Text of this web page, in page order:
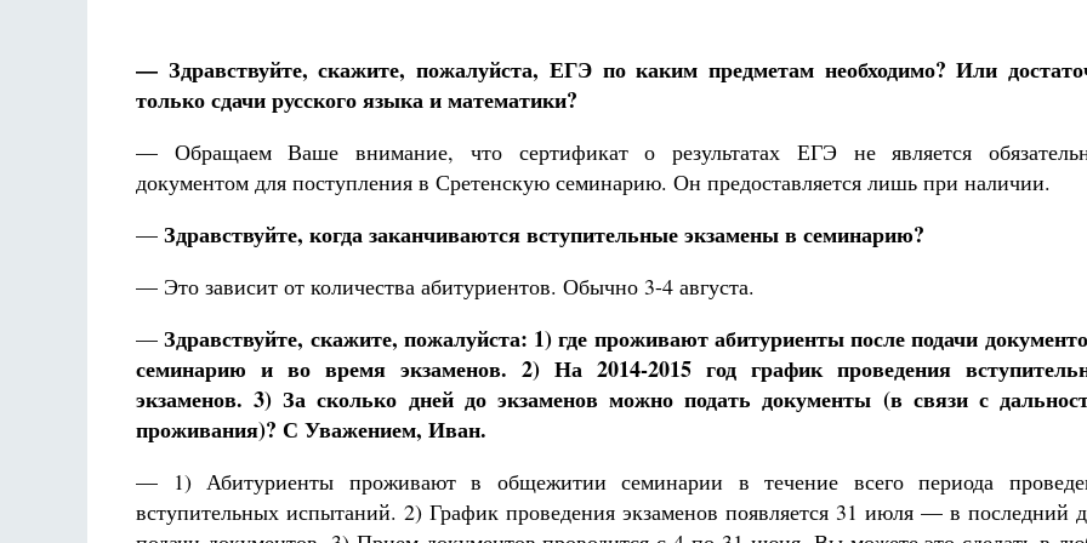
— Здравствуйте, скажите, пожалуйста, ЕГЭ по каким предметам необходимо? Или
только сдачи русского языка и математики?
— Обращаем Ваше внимание, что сертификат о результатах ЕГЭ не является
документом для поступления в Сретенскую семинарию. Он предоставляется лишь при наличии.
— Здравствуйте, когда заканчиваются вступительные экзамены в семинарию?
— Это зависит от количества абитуриентов. Обычно 3-4 августа.
—Здравствуйте, скажите, пожалуйста: 1) где проживают абитуриенты после подачи
семинарию и во время экзаменов. 2) На 2014-2015 год график проведения
экзаменов. 3) За сколько дней до экзаменов можно подать документы (в связи с
проживания)? С Уважением, Иван.
— 1) Абитуриенты проживают в общежитии семинарии в течение всего периода
вступительных испытаний. 2) График проведения экзаменов появляется 31 июля — в последний
Разлуки не будет
Фредерика де Грааф Как найти своё место в жизни
святого